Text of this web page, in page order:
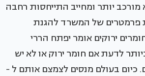
יותר ומחייב התייחסות רחבה
פרמטרים של המשרד להגנת
ירוקים אומר יפתח הררי
לדעת אם חומר ירוק או לא יש
כיום בעולם מנסים לצמצם אותם ל -